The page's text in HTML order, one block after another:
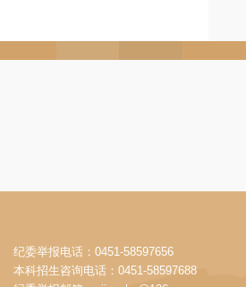
纪委举报电话：0451-58597656
本科招生咨询电话：0451-58597688